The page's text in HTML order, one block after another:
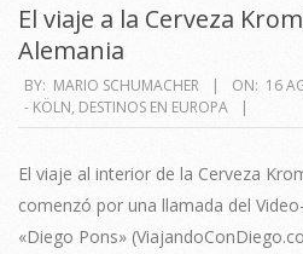
El viaje a la Cerveza
Alemania
2019-
08-
BY: MARIO SCHUMACHER ON: 16
- KÖLN, DESTINOS EN EUROPA
El viaje al interior de la Cerveza
comenzó por una llamada del
«Diego Pons»